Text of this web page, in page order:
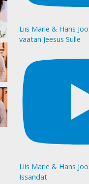
Liis Marie & Hans
vaatan Jeesus Sulle
Liis Marie & Hans
Issandat